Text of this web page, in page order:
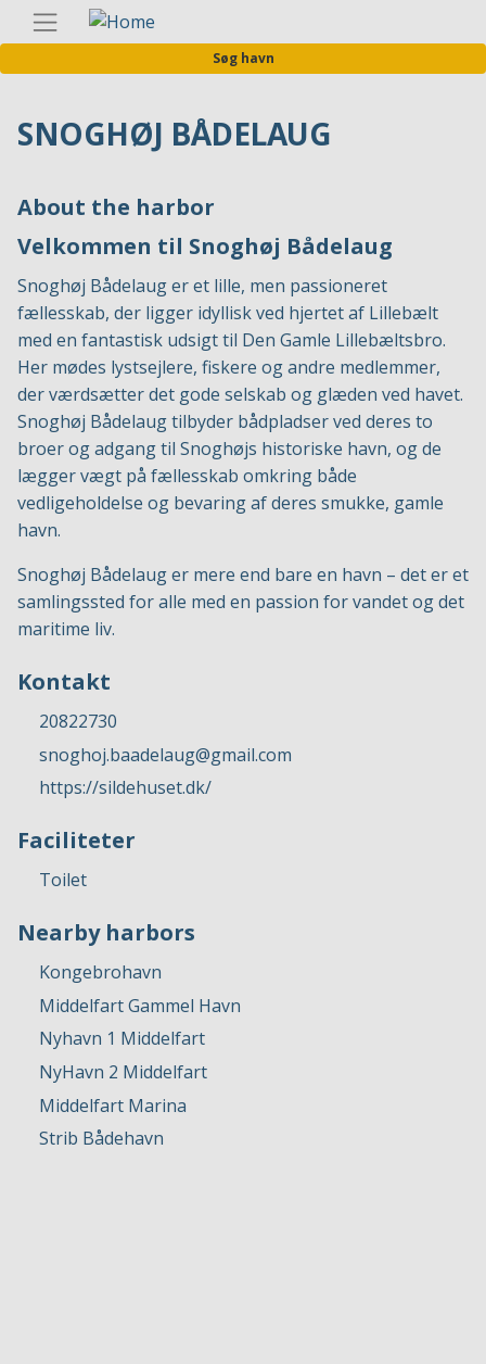
til
hovedindhold
Søg havn
SNOGHØJ BÅDELAUG
About the harbor
Velkommen til Snoghøj Bådelaug
Snoghøj Bådelaug er et lille, men passioneret
fællesskab, der ligger idyllisk ved hjertet af Lillebælt
med en fantastisk udsigt til Den Gamle Lillebæltsbro.
Her mødes lystsejlere, fiskere og andre medlemmer,
der værdsætter det gode selskab og glæden ved havet.
Snoghøj Bådelaug tilbyder bådpladser ved deres to
broer og adgang til Snoghøjs historiske havn, og de
lægger vægt på fællesskab omkring både
vedligeholdelse og bevaring af deres smukke, gamle
havn.
Snoghøj Bådelaug er mere end bare en havn – det er et
samlingssted for alle med en passion for vandet og det
maritime liv.
Kontakt
20822730
snoghoj.baadelaug@gmail.com
https://sildehuset.dk/
Faciliteter
Toilet
Nearby harbors
Kongebrohavn
Middelfart Gammel Havn
Nyhavn 1 Middelfart
NyHavn 2 Middelfart
Middelfart Marina
Strib Bådehavn